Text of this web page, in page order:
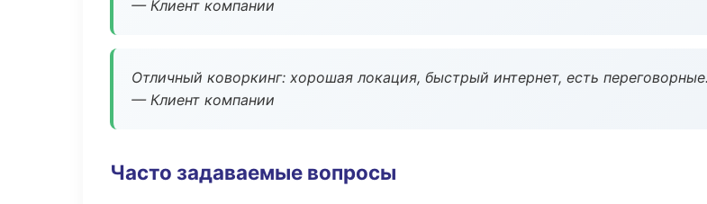
— Клиент компании
Отличный коворкинг: хорошая локация, быстрый интернет, есть
— Клиент компании
Часто задаваемые вопросы